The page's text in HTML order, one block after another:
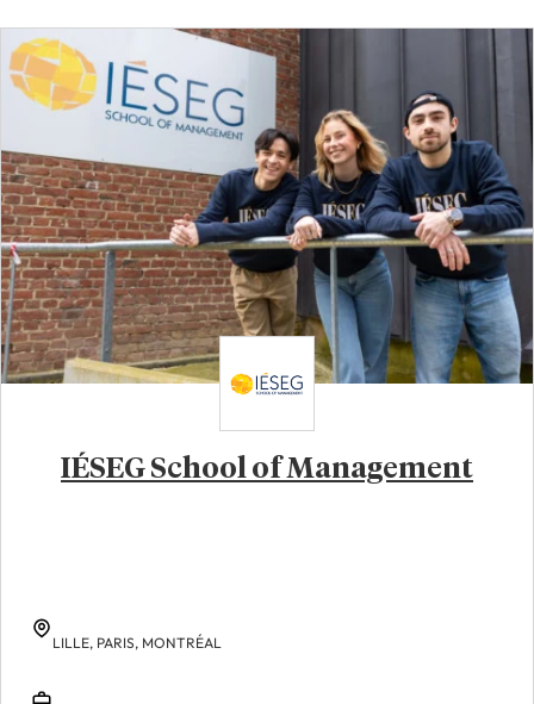
IÉSEG School of Management
LILLE, PARIS, MONTRÉAL